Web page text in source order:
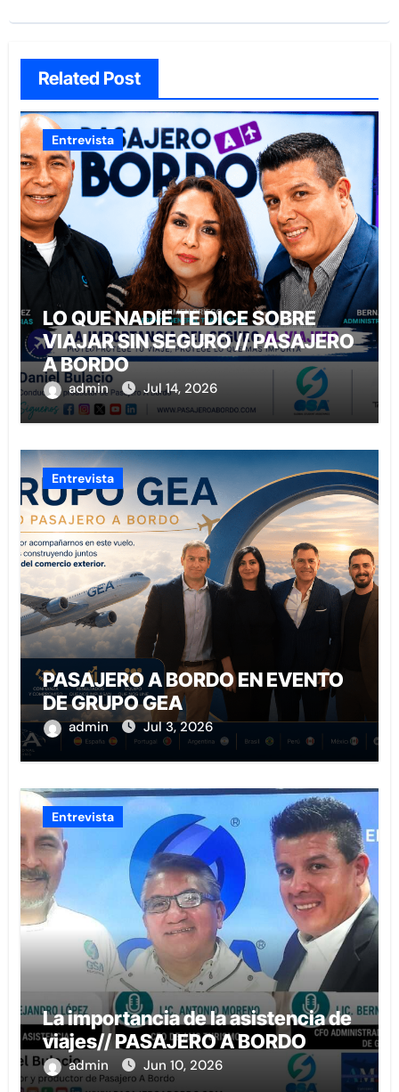
Related Post
Entrevista
LO QUE NADIE TE DICE SOBRE
VIAJAR SIN SEGURO // PASAJERO
A BORDO
admin Jul 14, 2026
Entrevista
PASAJERO A BORDO EN EVENTO
DE GRUPO GEA
admin Jul 3, 2026
Entrevista
La importancia de la asistencia de
viajes// PASAJERO A BORDO
admin Jun 10, 2026